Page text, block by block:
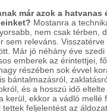
már azok a hatvanas
Mostanra a
nem csak térben,
sem releváns.
Már jó néhány éve
emberek az érintettjei,
részében sok évvel
bántalmazásról,
és a hosszú idő
kerül, ekkor a vádló mellé
tettek feljelentést az